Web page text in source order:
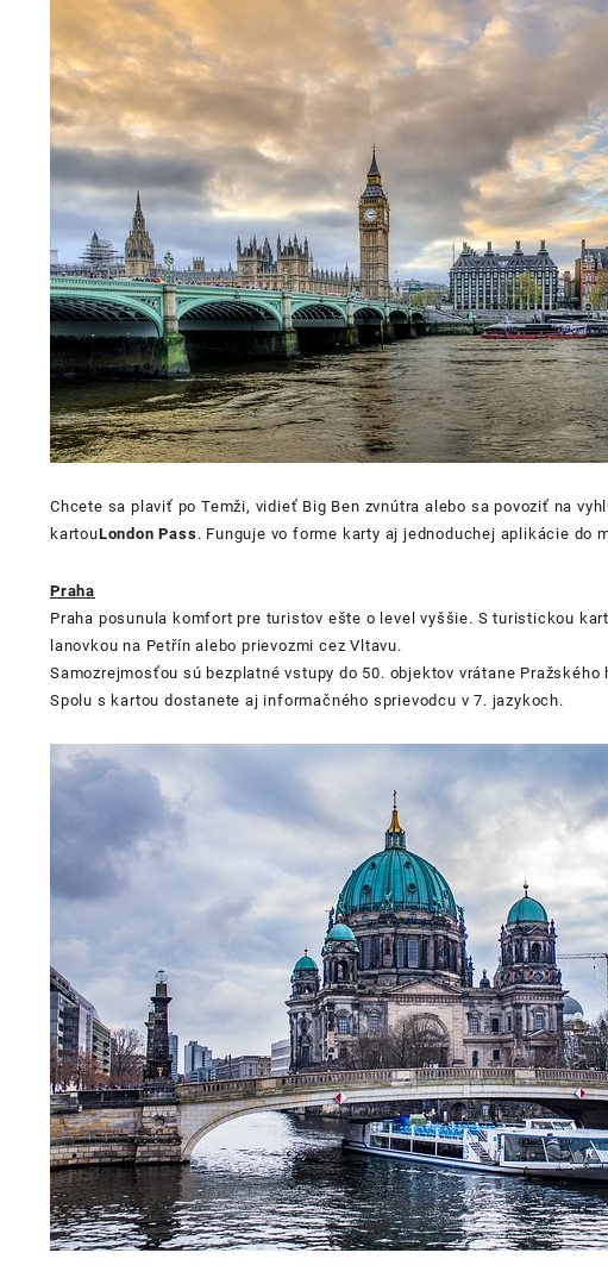
Chcete sa plaviť po Temži, vidieť Big Ben zvnútra alebo sa povoziť na
kartouLondon Pass. Funguje vo forme karty aj jednoduchej aplikácie do
Praha
Praha posunula komfort pre turistov ešte o level vyššie. Sturistickou
lanovkou na Petřín alebo prievozmi cez Vltavu.
Samozrejmosťou sú bezplatné vstupy do 50. objektov vrátane
Spolu s kartou dostanete aj informačného sprievodcu v 7. jazykoch.